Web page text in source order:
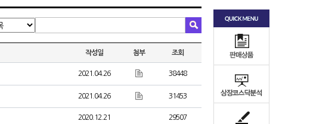
작성일 첨부 조회
2021.04.26 38448
2021.04.26 31453
2020.12.21 29507